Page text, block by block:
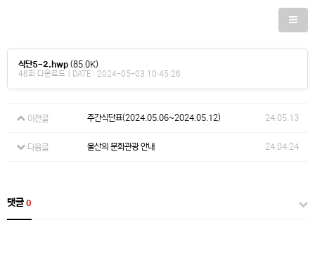
식단5-2.hwp (85.0K)
46회 다운로드 | DATE : 2024-05-03 10:45:26
이전글 주간식단표(2024.05.06~2024.05.12) 24.05.13
다음글 울산의 문화관광 안내 24.04.24
댓글 0